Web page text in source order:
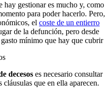
hay gestionar es mucho y, como
para poder hacerlo. Pero,
el coste de un entierro
de la defunción, pero desde
mínimo que hay que cubrir
decesos es necesario consultar
que en ella aparecen.